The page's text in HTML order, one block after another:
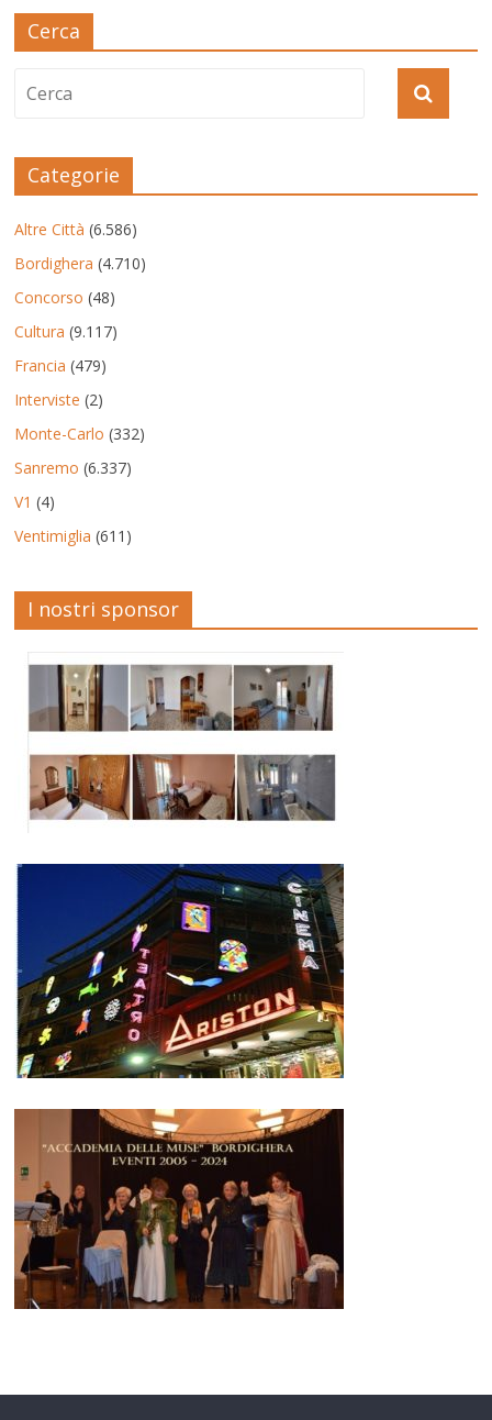
Cerca
Categorie
Altre Città (6.586)
Bordighera (4.710)
Concorso (48)
Cultura (9.117)
Francia (479)
Interviste (2)
Monte-Carlo (332)
Sanremo (6.337)
V1 (4)
Ventimiglia (611)
I nostri sponsor